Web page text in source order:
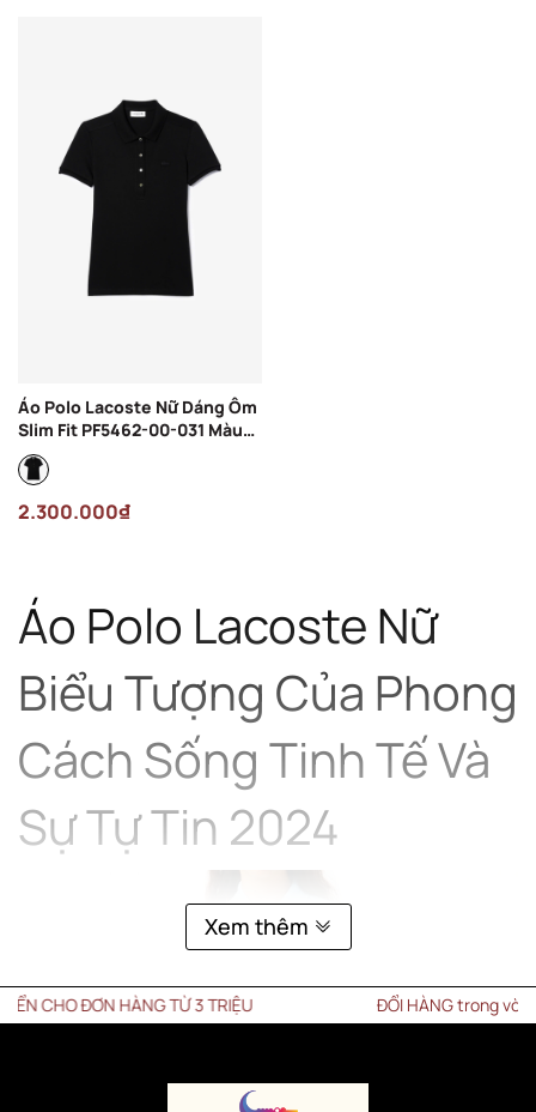
Áo Polo Lacoste Nữ Dáng Ôm
Slim Fit PF5462-00-031 Màu
Đen
2.300.000₫
Áo Polo Lacoste Nữ
Biểu Tượng Của Phong
Cách Sống Tinh Tế Và
Sự Tự Tin 2024
Xem thêm
HÀNG TỪ 3 TRIỆU ĐỔI HÀNG trong vòng 15 NGÀY